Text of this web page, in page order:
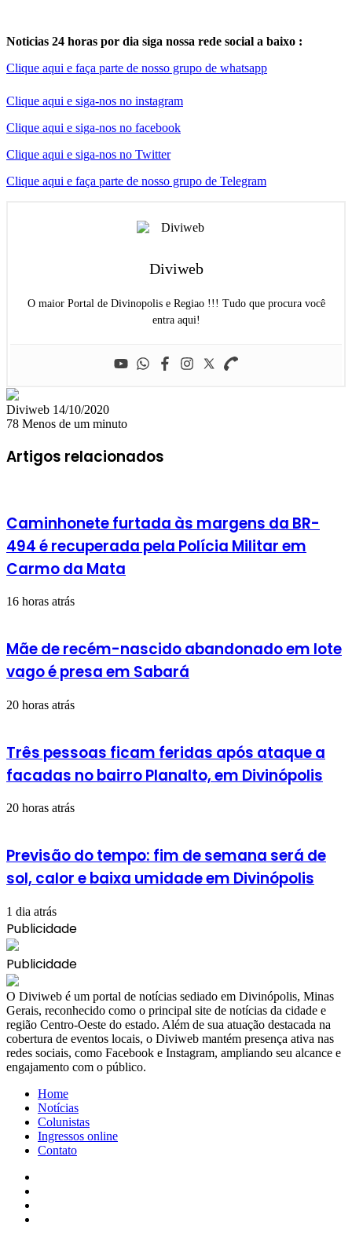
Noticias 24 horas por dia siga nossa rede social a baixo :
Clique aqui e faça parte de nosso grupo de whatsapp
Clique aqui e siga-nos no instagram
Clique aqui e siga-nos no facebook
Clique aqui e siga-nos no Twitter
Clique aqui e faça parte de nosso grupo de Telegram
Diviweb
O maior Portal de Divinopolis e Regiao !!! Tudo que procura você
entra aqui!
Diviweb Mande
um
mail
14/10/2020
78 Menos de um minuto
Artigos relacionados
Caminhonete furtada às margens da BR-
494 é recuperada pela Polícia Militar em
Carmo da Mata
16 horas atrás
Mãe de recém-nascido abandonado em lote
vago é presa em Sabará
20 horas atrás
Três pessoas ficam feridas após ataque a
facadas no bairro Planalto, em Divinópolis
20 horas atrás
Previsão do tempo: fim de semana será de
sol, calor e baixa umidade em Divinópolis
1 dia atrás
Publicidade
Publicidade
​O Diviweb é um portal de notícias sediado em Divinópolis, Minas
Gerais, reconhecido como o principal site de notícias da cidade e
região Centro-Oeste do estado. Além de sua atuação destacada na
cobertura de eventos locais, o Diviweb mantém presença ativa nas
redes sociais, como Facebook e Instagram, ampliando seu alcance e
engajamento com o público.
Home
Notícias
Colunistas
Ingressos online
Contato